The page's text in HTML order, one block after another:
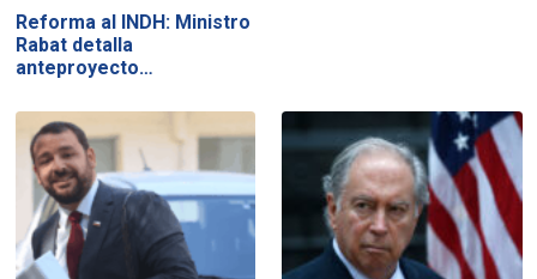
Reforma al INDH: Ministro
Rabat detalla
anteproyecto…